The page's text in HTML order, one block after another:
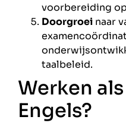
voorbereiding
Doorgroei naar
taalbeleid.
Werken
Engels?